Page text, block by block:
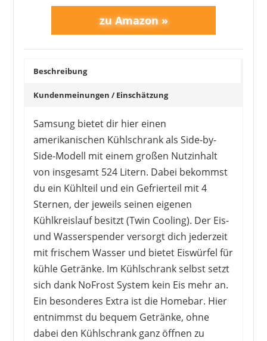
Beschreibung
Kundenmeinungen / Einschätzung
Samsung bietet dir hier einen
amerikanischen Kühlschrank als Side-by-
Side-Modell mit einem großen Nutzinhalt
von insgesamt 524 Litern. Dabei bekommst
du ein Kühlteil und ein Gefrierteil mit 4
Sternen, der jeweils seinen eigenen
Kühlkreislauf besitzt (Twin Cooling). Der Eis-
und Wasserspender versorgt dich jederzeit
mit frischem Wasser und bietet Eiswürfel für
kühle Getränke. Im Kühlschrank selbst setzt
sich dank NoFrost System kein Eis mehr an.
Ein besonderes Extra ist die Homebar. Hier
entnimmst du bequem Getränke, ohne
dabei den Kühlschrank ganz öffnen zu